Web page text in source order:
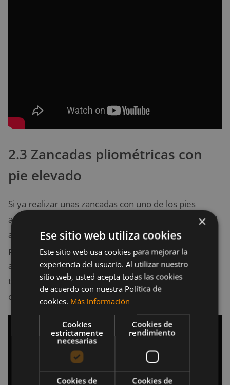
2.3 Zancadas pliométricas con
pie elevado
Si ya realizar unas zancadas con uno de los pies
apoyados en una superficie elevada añadía dificultad
a las clásicas zancadas, añadir elcomponente
pliométricole añadirá si cabe aún más dificultad,
aunque por el contrario nos permitirá mejorar
también nuestro equilibrio al darle un pequeño
componente de inestabilidad.
×
Ese sitio web utiliza cookies
Este sitio web usa cookies para mejorar la
experiencia del usuario. Al utilizar nuestro
sitio web, usted acepta todas las cookies
de acuerdo con nuestra Política de
cookies. Más información
Cookies
estrictamente
necesarias
Cookies de
rendimiento
Cookies de
Cookies de